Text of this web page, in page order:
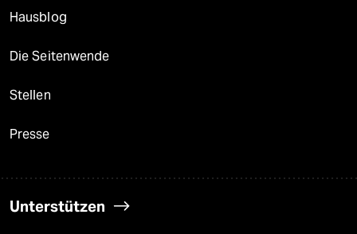
Hausblog
Die Seitenwende
Stellen
Presse
Unterstützen